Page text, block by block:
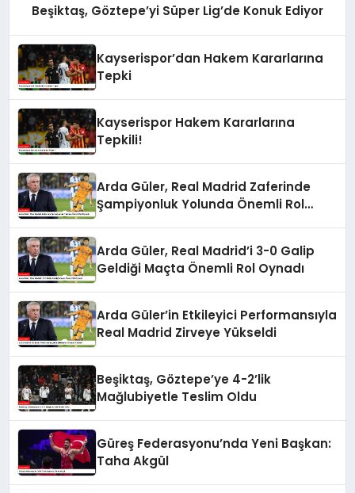
Beşiktaş, Göztepe’yi Süper Lig’de Konuk Ediyor
Kayserispor’dan Hakem Kararlarına
Tepki
Kayserispor Hakem Kararlarına
Tepkili!
Arda Güler, Real Madrid Zaferinde
Şampiyonluk Yolunda Önemli Rol
Arda Güler, Real Madrid’i 3-0 Galip
Geldiği Maçta Önemli Rol Oynadı
Arda Güler’in Etkileyici Performansıyla
Real Madrid Zirveye Yükseldi
Beşiktaş, Göztepe’ye 4-2’lik
Mağlubiyetle Teslim Oldu
Güreş Federasyonu’nda Yeni Başkan:
Taha Akgül